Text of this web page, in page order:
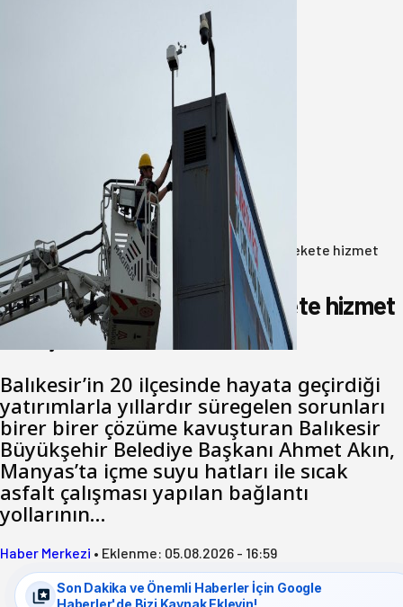
Büyükşehir Çevresel İzleme Ağını
Bandırma ile Güçlendirdi
05 Ağustos 2026
Anasayfa/Gündem/Akın: Benim derdim memlekete hizmet
hemşerim!
Akın: Benim derdim memlekete hizmet
hemşerim!
Balıkesir’in 20 ilçesinde hayata geçirdiği
yatırımlarla yıllardır süregelen sorunları
birer birer çözüme kavuşturan Balıkesir
Büyükşehir Belediye Başkanı Ahmet Akın,
Manyas’ta içme suyu hatları ile sıcak
asfalt çalışması yapılan bağlantı
yollarının…
Haber Merkezi • Eklenme: 05.08.2026 - 16:59
Son Dakika ve Önemli Haberler İçin Google
Haberler'de Bizi Kaynak Ekleyin!